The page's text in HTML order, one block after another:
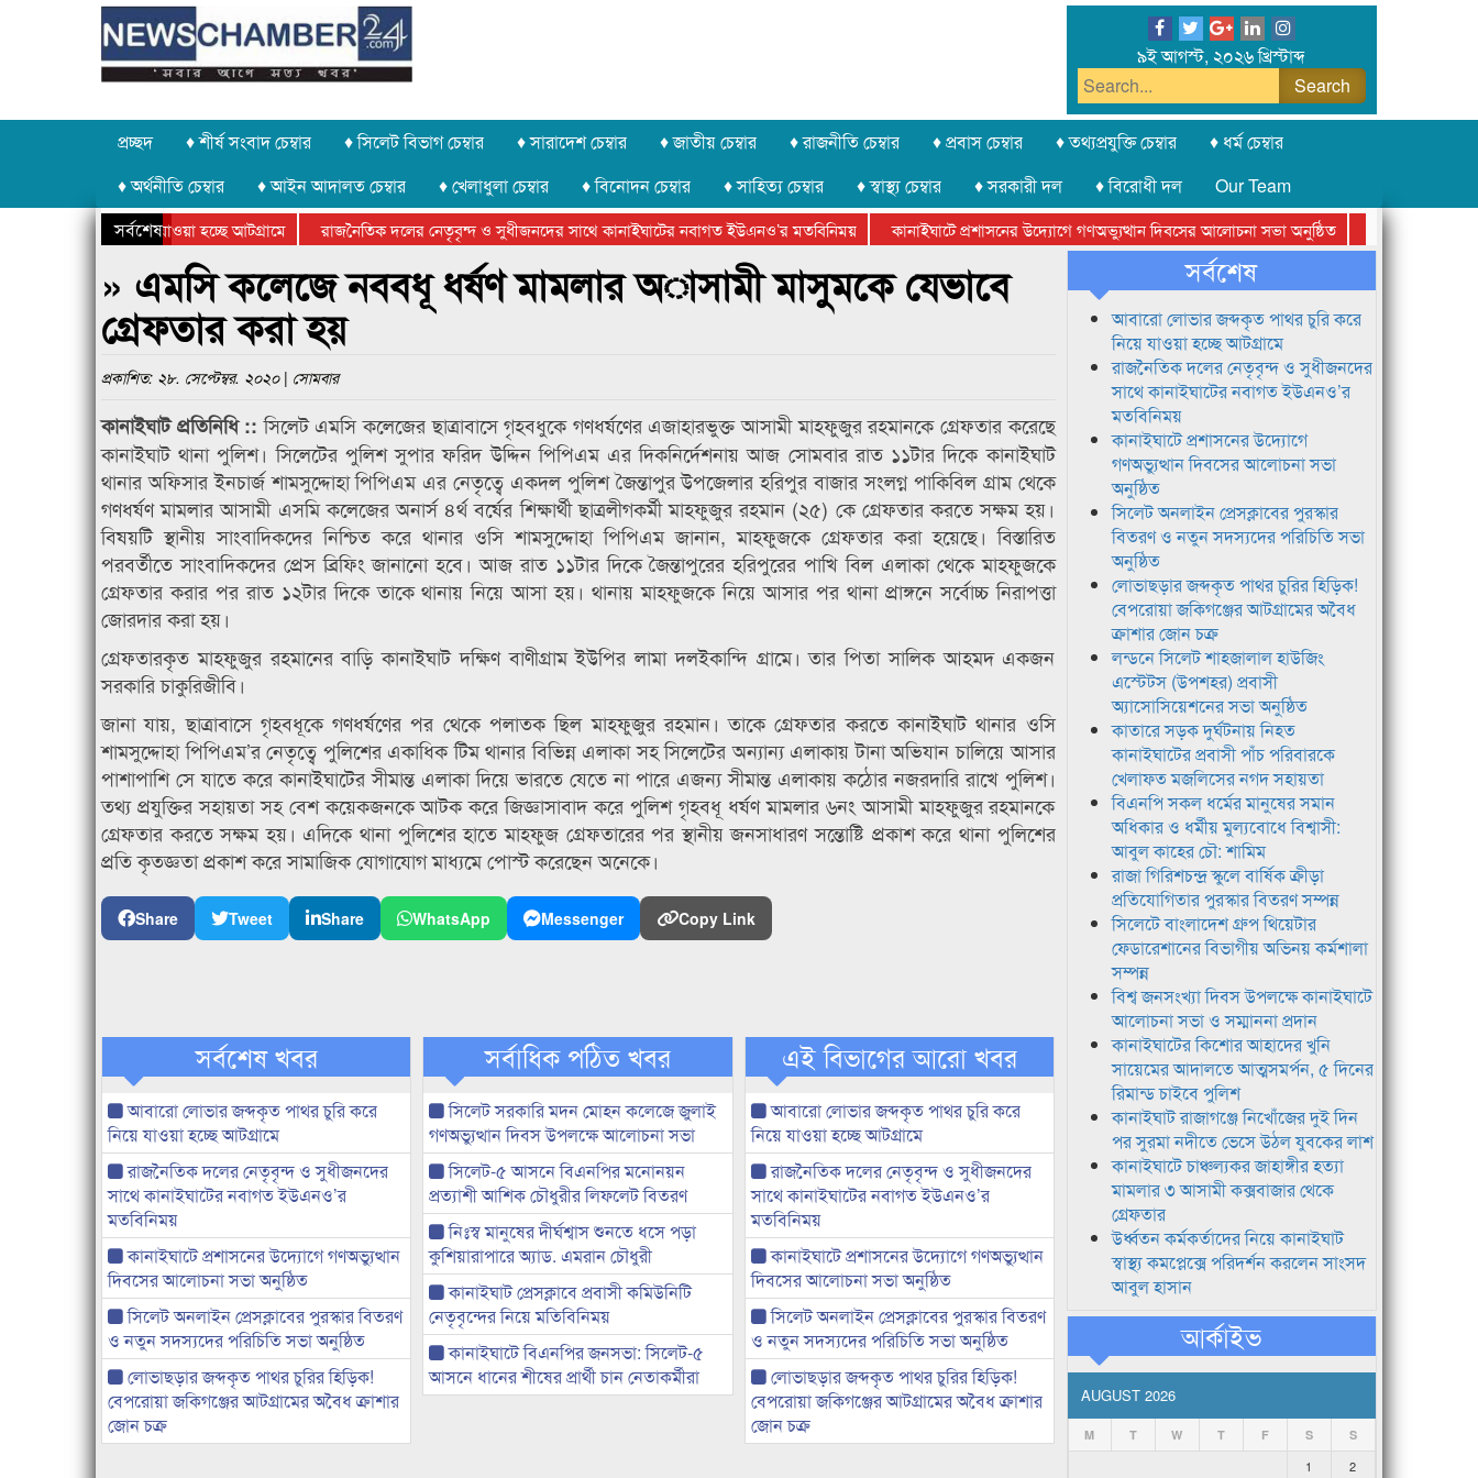
৯ই আগস্ট, ২০২৬ খ্রিস্টাব্দ
প্রচ্ছদ ♦ শীর্ষ সংবাদ চেম্বার ♦ সিলেট বিভাগ চেম্বার ♦ সারাদেশ চেম্বার ♦ জাতীয় চেম্বার ♦ রাজনীতি চেম্বার ♦ প্রবাস চেম্বার ♦ তথ্যপ্রযুক্তি চেম্বার
♦ ধর্ম চেম্বার
♦ অর্থনীতি চেম্বার
♦ আইন আদালত চেম্বার ♦ খেলাধুলা চেম্বার ♦ বিনোদন চেম্বার ♦ সাহিত্য চেম্বার ♦ স্বাস্থ্য চেম্বার ♦ সরকারী দল ♦ বিরোধী দল
Our Team
সর্বশেষ
চুরি করে নিয়ে যাওয়া হচ্ছে আটগ্রামে রাজনৈতিক দলের নেতৃবৃন্দ ও সুধীজনদের সাথে কানাইঘাটের নবাগত ইউএনও’র মতবিনিময় কানাইঘাটে প্রশাসনের উদ্যোগে গণঅভ্যুত্থান দিবসের আলোচনা সভা অনুষ্ঠিত
সিলেট অনলাইন
ক্রীড়া প্রতিযোগিতার পুরস্কার বিতরণ সম্পন্ন
সিলেটে বাংলাদেশ গ্রুপ থিয়েটার ফেডারেশানের বিভাগীয় অভিনয় কর্মশালা সম্পন্ন
» এমসি কলেজে নববধূ ধর্ষণ মামলার অাসামী মাসুমকে যেভাবে
গ্রেফতার করা হয়
প্রকাশিত: ২৮. সেপ্টেম্বর. ২০২০ | সোমবার
কানাইঘাট প্রতিনিধি ::সিলেট এমসি কলেজের ছাত্রাবাসে গৃহবধুকে গণধর্ষণের এজাহারভুক্ত আসামী মাহফুজুর রহমানকে গ্রেফতার করেছে
কানাইঘাট থানা পুলিশ। সিলেটের পুলিশ সুপার ফরিদ উদ্দিন পিপিএম এর দিকনির্দেশনায় আজ সোমবার রাত ১১টার দিকে কানাইঘাট
থানার অফিসার ইনচার্জ শামসুদ্দোহা পিপিএম এর নেতৃত্বে একদল পুলিশ জৈন্তাপুর উপজেলার হরিপুর বাজার সংলগ্ন পাকিবিল গ্রাম থেকে
গণধর্ষণ মামলার আসামী এসমি কলেজের অনার্স ৪র্থ বর্ষের শিক্ষার্থী ছাত্রলীগকর্মী মাহফুজুর রহমান (২৫) কে গ্রেফতার করতে সক্ষম হয়।
বিষয়টি স্থানীয় সাংবাদিকদের নিশ্চিত করে থানার ওসি শামসুদ্দোহা পিপিএম জানান, মাহফুজকে গ্রেফতার করা হয়েছে। বিস্তারিত
পরবর্তীতে সাংবাদিকদের প্রেস ব্রিফিং জানানো হবে। আজ রাত ১১টার দিকে জৈন্তাপুরের হরিপুরের পাখি বিল এলাকা থেকে মাহফুজকে
গ্রেফতার করার পর রাত ১২টার দিকে তাকে থানায় নিয়ে আসা হয়। থানায় মাহফুজকে নিয়ে আসার পর থানা প্রাঙ্গনে সর্বোচ্চ নিরাপত্তা
জোরদার করা হয়।
গ্রেফতারকৃত মাহফুজুর রহমানের বাড়ি কানাইঘাট দক্ষিণ বাণীগ্রাম ইউপির লামা দলইকান্দি গ্রামে। তার পিতা সালিক আহমদ একজন
সরকারি চাকুরিজীবি।
জানা যায়, ছাত্রাবাসে গৃহবধূকে গণধর্ষণের পর থেকে পলাতক ছিল মাহফুজুর রহমান। তাকে গ্রেফতার করতে কানাইঘাট থানার ওসি
শামসুদ্দোহা পিপিএম’র নেতৃত্বে পুলিশের একাধিক টিম থানার বিভিন্ন এলাকা সহ সিলেটের অন্যান্য এলাকায় টানা অভিযান চালিয়ে আসার
পাশাপাশি সে যাতে করে কানাইঘাটের সীমান্ত এলাকা দিয়ে ভারতে যেতে না পারে এজন্য সীমান্ত এলাকায় কঠোর নজরদারি রাখে পুলিশ।
তথ্য প্রযুক্তির সহায়তা সহ বেশ কয়েকজনকে আটক করে জিজ্ঞাসাবাদ করে পুলিশ গৃহবধূ ধর্ষণ মামলার ৬নং আসামী মাহফুজুর রহমানকে
গ্রেফতার করতে সক্ষম হয়। এদিকে থানা পুলিশের হাতে মাহফুজ গ্রেফতারের পর স্থানীয় জনসাধারণ সন্তোষ্টি প্রকাশ করে থানা পুলিশের
প্রতি কৃতজ্ঞতা প্রকাশ করে সামাজিক যোগাযোগ মাধ্যমে পোস্ট করেছেন অনেকে।
Share Tweet Share WhatsApp Messenger Copy Link
সর্বশেষ খবর
আবারো লোভার জব্দকৃত পাথর চুরি করে
নিয়ে যাওয়া হচ্ছে আটগ্রামে
রাজনৈতিক দলের নেতৃবৃন্দ ও সুধীজনদের
সাথে কানাইঘাটের নবাগত ইউএনও’র
মতবিনিময়
কানাইঘাটে প্রশাসনের উদ্যোগে গণঅভ্যুত্থান
দিবসের আলোচনা সভা অনুষ্ঠিত
সিলেট অনলাইন প্রেসক্লাবের পুরস্কার বিতরণ
ও নতুন সদস্যদের পরিচিতি সভা অনুষ্ঠিত
লোভাছড়ার জব্দকৃত পাথর চুরির হিড়িক!
বেপরোয়া জকিগঞ্জের আটগ্রামের অবৈধ ক্রাশার
জোন চক্র
সর্বাধিক পঠিত খবর
সিলেট সরকারি মদন মোহন কলেজে জুলাই
গণঅভ্যুত্থান দিবস উপলক্ষে আলোচনা সভা
সিলেট-৫ আসনে বিএনপির মনোনয়ন
প্রত্যাশী আশিক চৌধুরীর লিফলেট বিতরণ
নিঃস্ব মানুষের দীর্ঘশ্বাস শুনতে ধসে পড়া
কুশিয়ারাপারে অ্যাড. এমরান চৌধুরী
কানাইঘাট প্রেসক্লাবে প্রবাসী কমিউনিটি
নেতৃবৃন্দের নিয়ে মতিবিনিময়
কানাইঘাটে বিএনপির জনসভা: সিলেট-৫
আসনে ধানের শীষের প্রার্থী চান নেতাকর্মীরা
এই বিভাগের আরো খবর
আবারো লোভার জব্দকৃত পাথর চুরি করে
নিয়ে যাওয়া হচ্ছে আটগ্রামে
রাজনৈতিক দলের নেতৃবৃন্দ ও সুধীজনদের
সাথে কানাইঘাটের নবাগত ইউএনও’র
মতবিনিময়
কানাইঘাটে প্রশাসনের উদ্যোগে গণঅভ্যুত্থান
দিবসের আলোচনা সভা অনুষ্ঠিত
সিলেট অনলাইন প্রেসক্লাবের পুরস্কার বিতরণ
ও নতুন সদস্যদের পরিচিতি সভা অনুষ্ঠিত
লোভাছড়ার জব্দকৃত পাথর চুরির হিড়িক!
বেপরোয়া জকিগঞ্জের আটগ্রামের অবৈধ ক্রাশার
জোন চক্র
সর্বশেষ
আবারো লোভার জব্দকৃত পাথর চুরি করে
নিয়ে যাওয়া হচ্ছে আটগ্রামে
রাজনৈতিক দলের নেতৃবৃন্দ ও সুধীজনদের
সাথে কানাইঘাটের নবাগত ইউএনও’র
মতবিনিময়
কানাইঘাটে প্রশাসনের উদ্যোগে
গণঅভ্যুত্থান দিবসের আলোচনা সভা
অনুষ্ঠিত
সিলেট অনলাইন প্রেসক্লাবের পুরস্কার
বিতরণ ও নতুন সদস্যদের পরিচিতি সভা
অনুষ্ঠিত
লোভাছড়ার জব্দকৃত পাথর চুরির হিড়িক!
বেপরোয়া জকিগঞ্জের আটগ্রামের অবৈধ
ক্রাশার জোন চক্র
লন্ডনে সিলেট শাহজালাল হাউজিং
এস্টেটস (উপশহর) প্রবাসী
অ্যাসোসিয়েশনের সভা অনুষ্ঠিত
কাতারে সড়ক দুর্ঘটনায় নিহত
কানাইঘাটের প্রবাসী পাঁচ পরিবারকে
খেলাফত মজলিসের নগদ সহায়তা
বিএনপি সকল ধর্মের মানুষের সমান
অধিকার ও ধর্মীয় মুল্যবোধে বিশ্বাসী:
আবুল কাহের চৌ: শামিম
রাজা গিরিশচন্দ্র স্কুলে বার্ষিক ক্রীড়া
প্রতিযোগিতার পুরস্কার বিতরণ সম্পন্ন
সিলেটে বাংলাদেশ গ্রুপ থিয়েটার
ফেডারেশানের বিভাগীয় অভিনয় কর্মশালা
সম্পন্ন
বিশ্ব জনসংখ্যা দিবস উপলক্ষে কানাইঘাটে
আলোচনা সভা ও সম্মাননা প্রদান
কানাইঘাটের কিশোর আহাদের খুনি
সায়েমের আদালতে আত্মসমর্পন, ৫ দিনের
রিমান্ড চাইবে পুলিশ
কানাইঘাট রাজাগঞ্জে নিখোঁজের দুই দিন
পর সুরমা নদীতে ভেসে উঠল যুবকের লাশ
কানাইঘাটে চাঞ্চল্যকর জাহাঙ্গীর হত্যা
মামলার ৩ আসামী কক্সবাজার থেকে
গ্রেফতার
উর্ধ্বতন কর্মকর্তাদের নিয়ে কানাইঘাট
স্বাস্থ্য কমপ্লেক্সে পরিদর্শন করলেন সাংসদ
আবুল হাসান
আর্কাইভ
AUGUST 2026
M T W T F S S
1
2